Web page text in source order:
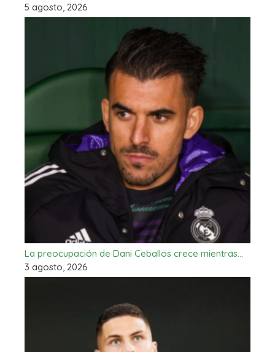
5 agosto, 2026
La preocupación de Dani Ceballos crece mientras…
3 agosto, 2026